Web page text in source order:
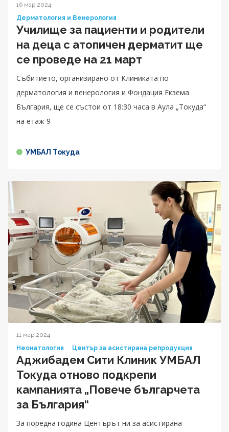
16 мар 2024
Дерматология и Венерология
Училище за пациенти и родители
на деца с атопичен дерматит ще
се проведе на 21 март
Събитието, организирано от Клиниката по
дерматология и венерология и Фондация Екзема
България, ще се състои от 18:30 часа в Аула „Токуда“
на етаж 9
УМБАЛ Токуда
11 мар 2024
Неонатология
Център за асистирана репродукция
Аджибадем Сити Клиник УМБАЛ
Токуда отново подкрепи
кампанията „Повече българчета
за България“
За поредна година Центърът ни за асистирана